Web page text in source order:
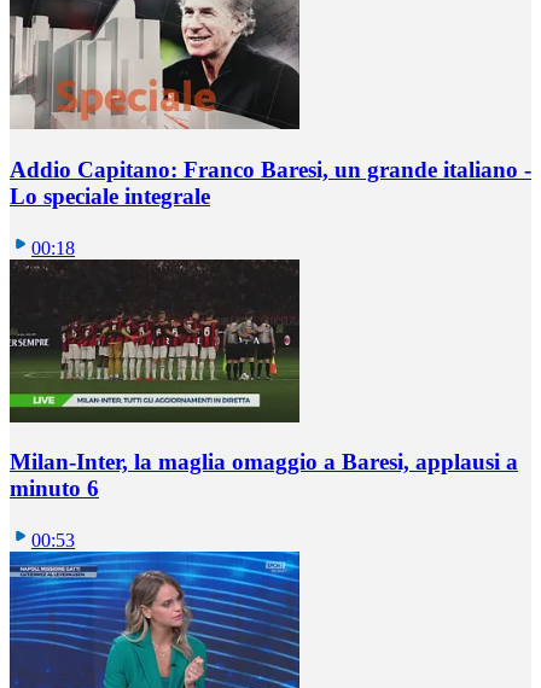
Addio Capitano: Franco Baresi, un grande italiano -
Lo speciale integrale
00:18
Milan-Inter, la maglia omaggio a Baresi, applausi a
minuto 6
00:53